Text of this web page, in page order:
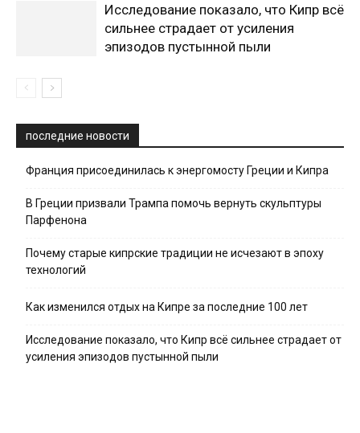
Исследование показало, что Кипр всё
сильнее страдает от усиления
эпизодов пустынной пыли
последние новости
Франция присоединилась к энергомосту Греции и Кипра
В Греции призвали Трампа помочь вернуть скульптуры
Парфенона
Почему старые кипрские традиции не исчезают в эпоху
технологий
Как изменился отдых на Кипре за последние 100 лет
Исследование показало, что Кипр всё сильнее страдает от
усиления эпизодов пустынной пыли